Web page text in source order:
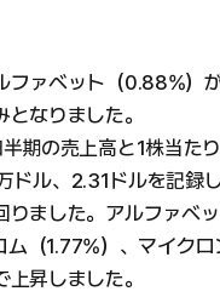
ファベット（0.88%）
なりました。
期の売上高と1株当た
ル、2.31ドルを記録し
りました。アルファベ
ム（1.77%）、マイク
昇しました。